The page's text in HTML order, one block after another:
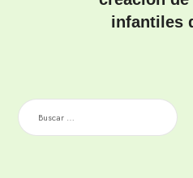
infantiles
BUSCAR: